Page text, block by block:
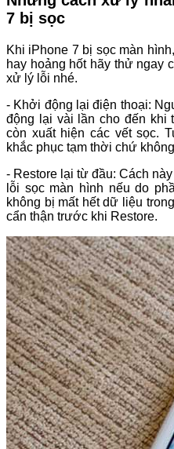
7 bị sọc
Khi iPhone 7 bị sọc màn
hay hoảng hốt hãy thử ngay
xử lý lỗi nhé.
- Khởi động lại điện thoại:
động lại vài lần cho đến khi
còn xuất hiện các vết sọc.
khắc phục tạm thời chứ
- Restore lại từ đầu: Cách
lỗi sọc màn hình nếu do
không bị mất hết dữ liệu
cẩn thận trước khi Restore.